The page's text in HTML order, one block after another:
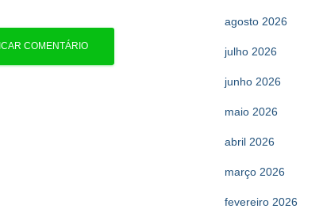
agosto 2026
julho 2026
junho 2026
maio 2026
abril 2026
março 2026
fevereiro 2026